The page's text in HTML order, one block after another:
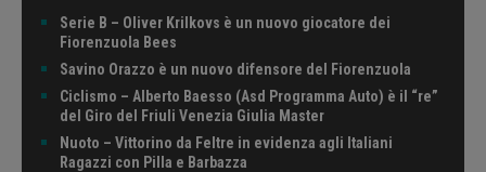
Serie B – Oliver Krilkovs è un nuovo giocatore dei
Fiorenzuola Bees
Savino Orazzo è un nuovo difensore del Fiorenzuola
Ciclismo – Alberto Baesso (Asd Programma Auto) è il “re”
del Giro del Friuli Venezia Giulia Master
Nuoto – Vittorino da Feltre in evidenza agli Italiani
Ragazzi con Pilla e Barbazza